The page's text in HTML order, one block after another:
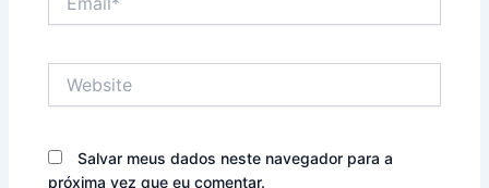
Salvar meus dados neste navegador para a
próxima vez que eu comentar.